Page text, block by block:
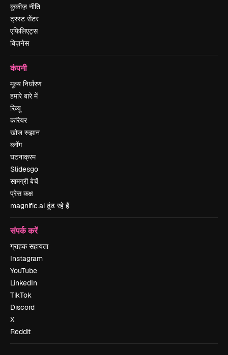
कुकीज़ नीति
ट्रस्ट सेंटर
एफिलिएट्स
बिज़नेस
कंपनी
मूल्य निर्धारण
हमारे बारे में
रिव्यू
करियर
खोज रुझान
ब्लॉग
घटनाक्रम
Slidesgo
सामग्री बेचें
प्रेस कक्ष
magnific.ai ढूंढ रहे हैं
संपर्क करें
ग्राहक सहायता
Instagram
YouTube
LinkedIn
TikTok
Discord
X
Reddit